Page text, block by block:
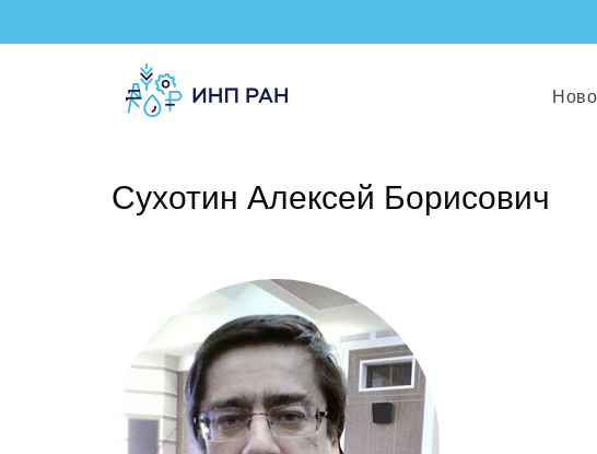
Сухотин Алексей Борисович